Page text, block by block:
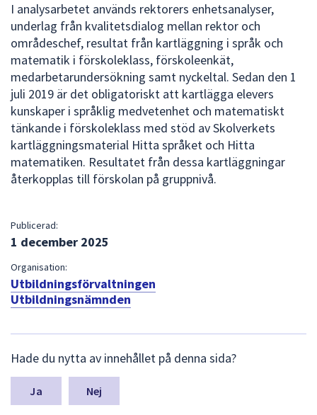
I analysarbetet används rektorers enhetsanalyser,
underlag från kvalitetsdialog mellan rektor och
områdeschef, resultat från kartläggning i språk och
matematik i förskoleklass, förskoleenkät,
medarbetarundersökning samt nyckeltal. Sedan den 1
juli 2019 är det obligatoriskt att kartlägga elevers
kunskaper i språklig medvetenhet och matematiskt
tänkande i förskoleklass med stöd av Skolverkets
kartläggningsmaterial Hitta språket och Hitta
matematiken. Resultatet från dessa kartläggningar
återkopplas till förskolan på gruppnivå.
Publicerad:
1 december 2025
Organisation:
Utbildningsförvaltningen
Utbildningsnämnden
ä
m
a
Hade du nytta av innehållet på denna sida?
Nej